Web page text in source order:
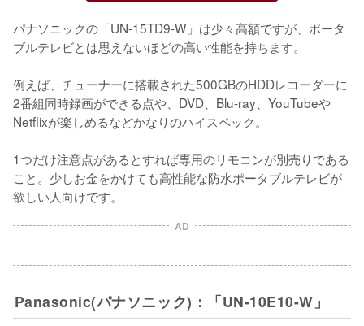
パナソニックの「UN-15TD9-W」は少々高額ですが、ポータ
ブルテレビとは思えないほどの高い性能を持ちます。
例えば、チューナーに搭載された500GBのHDDレコーダーに
2番組同時録画ができる点や、DVD、Blu-ray、YouTubeや
Netflixが楽しめるなどかなりのハイスペック。
1つだけ注意点があるとすれば専用のリモコンが別売りである
こと。少しお金をかけても高性能な防水ポータブルテレビが
欲しい人向けです。
AD
Panasonic(パナソニック)：「UN-10E10-W」